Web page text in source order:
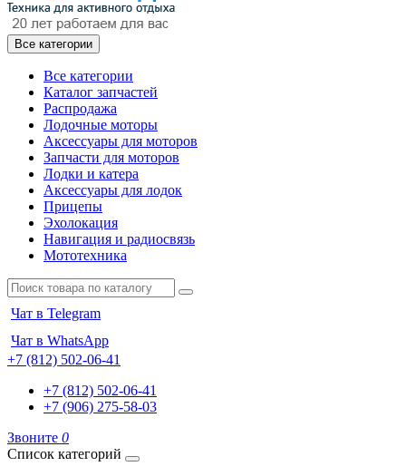
Все категории
Все категории
Каталог запчастей
Распродажа
Лодочные моторы
Аксессуары для моторов
Запчасти для моторов
Лодки и катера
Аксессуары для лодок
Прицепы
Эхолокация
Навигация и радиосвязь
Мототехника
Чат в Telegram
Чат в WhatsApp
+7 (812) 502-06-41
+7 (812) 502-06-41
+7 (906) 275-58-03
Звоните 0
Список категорий